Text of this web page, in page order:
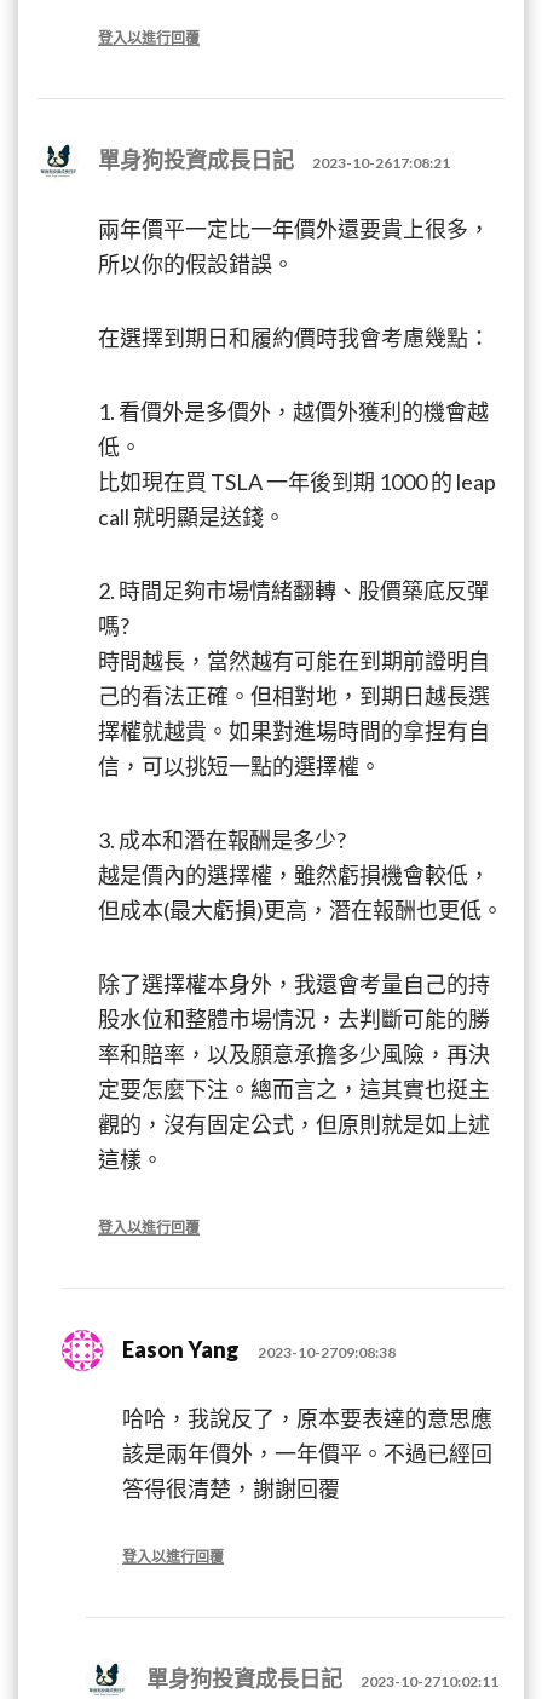
登入以進行回覆
單身狗投資成長日記 2023-10-2617:08:21
兩年價平一定比一年價外還要貴上很多，
所以你的假設錯誤。
在選擇到期日和履約價時我會考慮幾點：
1. 看價外是多價外，越價外獲利的機會越
低。
比如現在買 TSLA 一年後到期 1000 的 leap
call 就明顯是送錢。
2. 時間足夠市場情緒翻轉、股價築底反彈
嗎?
時間越長，當然越有可能在到期前證明自
己的看法正確。但相對地，到期日越長選
擇權就越貴。如果對進場時間的拿捏有自
信，可以挑短一點的選擇權。
3. 成本和潛在報酬是多少?
越是價內的選擇權，雖然虧損機會較低，
但成本(最大虧損)更高，潛在報酬也更低。
除了選擇權本身外，我還會考量自己的持
股水位和整體市場情況，去判斷可能的勝
率和賠率，以及願意承擔多少風險，再決
定要怎麼下注。總而言之，這其實也挺主
觀的，沒有固定公式，但原則就是如上述
這樣。
登入以進行回覆
Eason Yang 2023-10-2709:08:38
哈哈，我說反了，原本要表達的意思應
該是兩年價外，一年價平。不過已經回
答得很清楚，謝謝回覆
登入以進行回覆
單身狗投資成長日記 2023-10-2710:02:11